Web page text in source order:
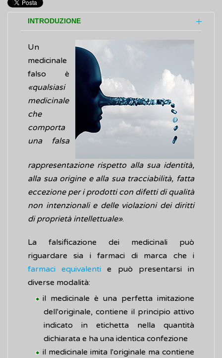
INTRODUZIONE
Un
medicinale
falso è
«qualsiasi
medicinale
che
comporta
una falsa
rappresentazione rispetto alla sua identità,
alla sua origine e alla sua tracciabilità, fatta
eccezione per i prodotti con difetti di qualità
non intenzionali e delle violazioni dei diritti
di proprietà intellettuale».
La falsificazione dei medicinali può
riguardare sia i farmaci di marca che i
farmaci equivalenti e può presentarsi in
diverse modalità:
il medicinale è una perfetta imitazione
dell'originale, contiene il principio attivo
indicato in etichetta nella quantità
dichiarata e ha una identica confezione
il medicinale imita l'originale ma contiene